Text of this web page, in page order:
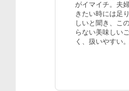
がイマイチ。夫
きたい時には足
しいと聞き、こ
らない美味しい
く、扱いやすい